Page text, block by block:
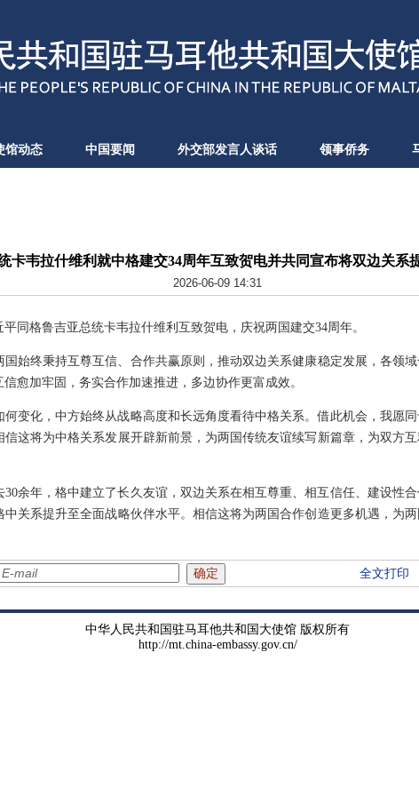
馆动态 中国要闻 外交部发言人谈话 领事侨务
卡韦拉什维利就中格建交34周年互致贺电并共同宣布将双边关系
2026-06-09 14:31
同格鲁吉亚总统卡韦拉什维利互致贺电，庆祝两国建交34周年。
国始终秉持互尊互信、合作共赢原则，推动双边关系健康稳定发展，各领
愈加牢固，务实合作加速推进，多边协作更富成效。
何变化，中方始终从战略高度和长远角度看待中格关系。借此机会，我愿
这将为中格关系发展开辟新前景，为两国传统友谊续写新篇章，为双方
余年，格中建立了长久友谊，双边关系在相互尊重、相互信任、建设性
关系提升至全面战略伙伴水平。相信这将为两国合作创造更多机遇，为
全文打印
中华人民共和国驻马耳他共和国大使馆 版权所有
http://mt.china-embassy.gov.cn/